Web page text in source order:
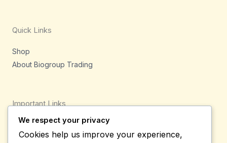
m
Quick Links
Shop
About Biogroup Trading
Important Links
Privacy Policy
Shipping Details
We respect your privacy
Cookies help us improve your experience,